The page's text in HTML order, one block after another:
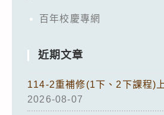
百年校慶專網
近期文章
114-2重補修(1下、2下課程)
2026-08-07